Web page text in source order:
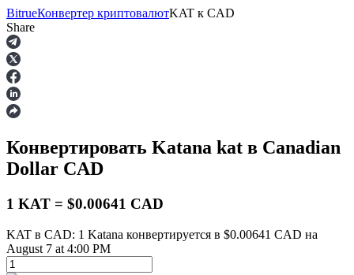
Фьючерсы
USDT-фьючерсы
BitrueКонвертер криптовалютKAT к CAD
Share
Конвертировать Katana kat в Canadian
Dollar CAD
1 KAT = $0.00641 CAD
KAT в CAD: 1 Katana конвертируется в $0.00641 CAD на
August 7 at 4:00 PM